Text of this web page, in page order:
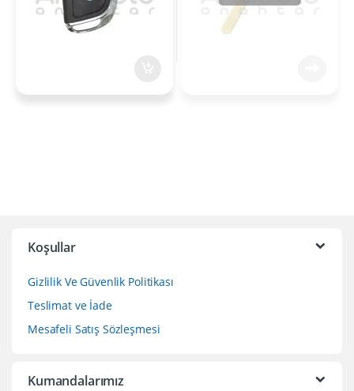
Koşullar
Gizlilik Ve Güvenlik Politikası
Teslimat ve İade
Mesafeli Satış Sözleşmesi
Kumandalarımız